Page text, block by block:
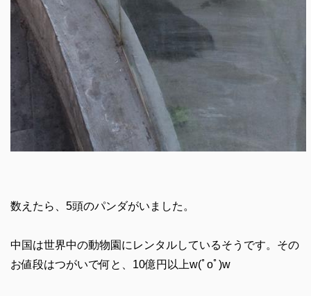
数えたら、5頭のパンダがいました。
中国は世界中の動物園にレンタルしているそうです。その
お値段はつがいで何と、10億円以上w(ﾟoﾟ)w